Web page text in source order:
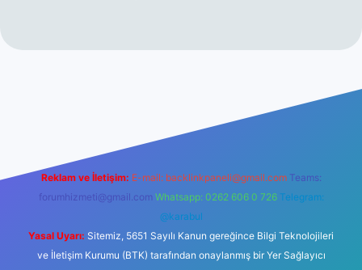
Reklam ve İletişim: E-mail: backlinkpaneli@gmail.com Teams:
forumhizmeti@gmail.com Whatsapp: 0262 606 0 726 Telegram:
@karabul
Yasal Uyarı: Sitemiz, 5651 Sayılı Kanun gereğince Bilgi Teknolojileri
ve İletişim Kurumu (BTK) tarafından onaylanmış bir Yer Sağlayıcı